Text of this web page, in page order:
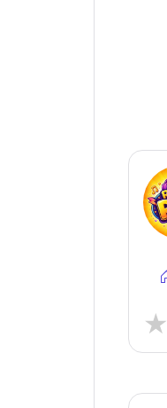
★